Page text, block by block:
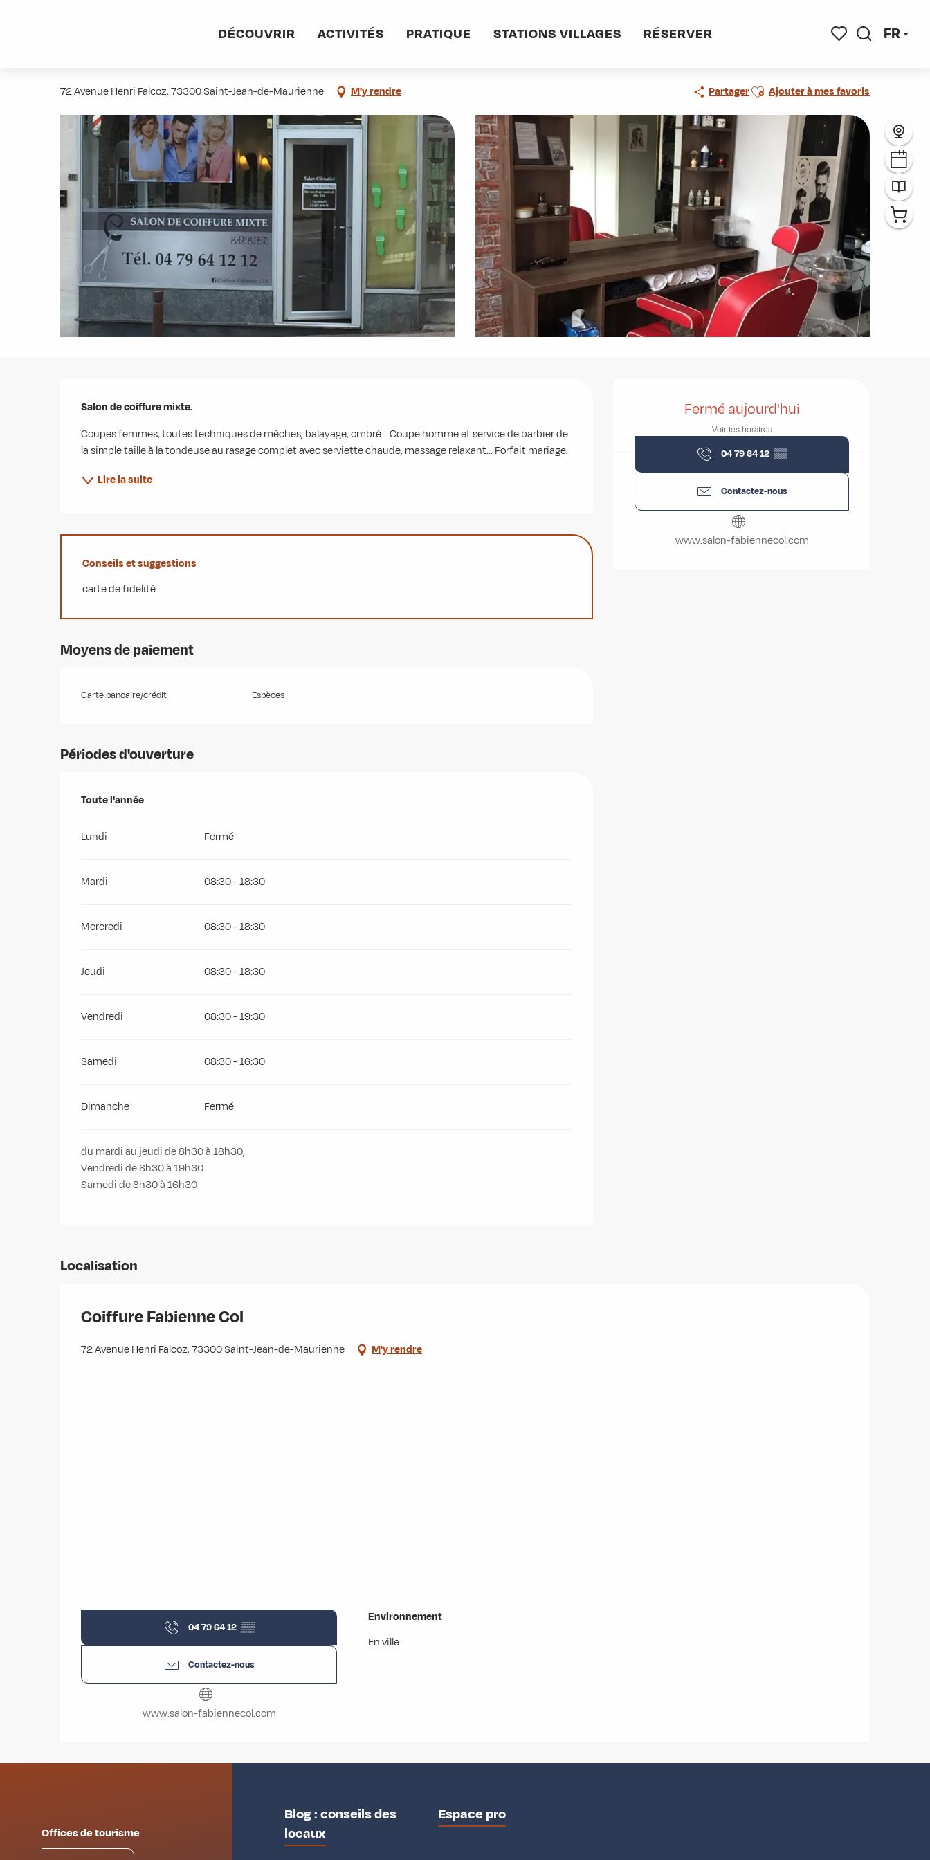
FR
DÉCOUVRIR ACTIVITÉS PRATIQUE STATIONS VILLAGES RÉSERVER
72 Avenue Henri Falcoz, 73300 Saint-Jean-de-Maurienne M'y rendre PartagerAjouter aux favoris
Ajouter à mes favoris
Ouverture et coordonnées
Fermé aujourd'hui
Voir les horaires
04 79 64 12 ▒▒
Contactez-nous
www.salon-fabiennecol.com
Description
Salon de coiffure mixte.
Coupes femmes, toutes techniques de mèches, balayage, ombré… Coupe homme et service de barbier de
la simple taille à la tondeuse au rasage complet avec serviette chaude, massage relaxant… Forfait mariage.
Lire la suite
Conseils et suggestions
carte de fidelité
Moyens de paiement
Carte bancaire/crédit Espèces
Périodes d'ouverture
Toute l'année
Toute l'année
Lundi Fermé
Mardi 08:30 - 18:30
Mercredi 08:30 - 18:30
Jeudi 08:30 - 18:30
Vendredi 08:30 - 19:30
Samedi 08:30 - 16:30
Dimanche Fermé
du mardi au jeudi de 8h30 à 18h30,
Vendredi de 8h30 à 19h30
Samedi de 8h30 à 16h30
Localisation
Coiffure Fabienne Col
72 Avenue Henri Falcoz, 73300 Saint-Jean-de-Maurienne M'y rendre
04 79 64 12 ▒▒
Contactez-nous
www.salon-fabiennecol.com
Environnement
Environnement
En ville
Offices de tourisme
Blog : conseils des
locaux
Espace pro